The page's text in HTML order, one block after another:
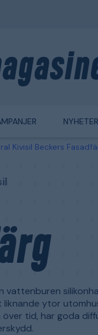
NYHETER
Kivisil Beckers
vattenburen
ytor
tid, har goda